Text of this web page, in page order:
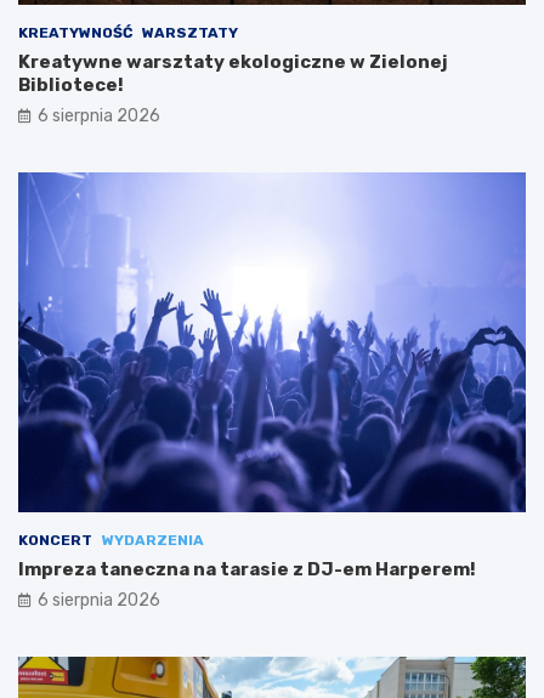
KREATYWNOŚĆ WARSZTATY
Kreatywne warsztaty ekologiczne w Zielonej
Bibliotece!
6 sierpnia 2026
KONCERT WYDARZENIA
Impreza taneczna na tarasie z DJ-em Harperem!
6 sierpnia 2026